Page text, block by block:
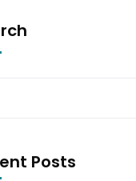
Posts